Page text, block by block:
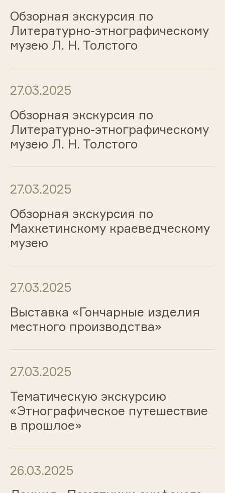
Обзорная экскурсия по
Литературно-этнографическому
музею Л. Н. Толстого
27.03.2025
Обзорная экскурсия по
Литературно-этнографическому
музею Л. Н. Толстого
27.03.2025
Обзорная экскурсия по
Махкетинскому краеведческому
музею
27.03.2025
Выставка «Гончарные изделия
местного производства»
27.03.2025
Тематическую экскурсию
«Этнографическое путешествие
в прошлое»
26.03.2025